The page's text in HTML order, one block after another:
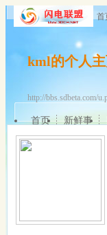
首
kml的个人
http://bbs.sdbeta.com/
首页 新鲜事